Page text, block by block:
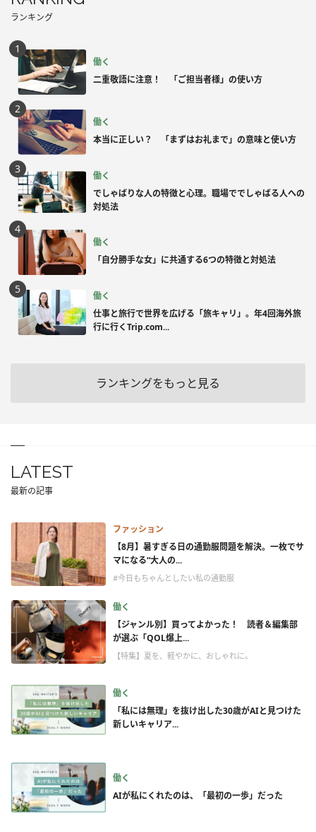
ランキング
働く
二重敬語に注意！ 「ご担当者様」の使い方
働く
本当に正しい？ 「まずはお礼まで」の意味と使い方
働く
でしゃばりな人の特徴と心理。職場ででしゃばる人への
対処法
働く
「自分勝手な女」に共通する6つの特徴と対処法
働く
仕事と旅行で世界を広げる「旅キャリ」。年4回海外旅
行に行くTrip.com...
ランキングをもっと見る
LATEST
最新の記事
ファッション
【8月】暑すぎる日の通勤服問題を解決。一枚でサ
マになる“大人の...
#今日もちゃんとしたい私の通勤服
働く
【ジャンル別】買ってよかった！ 読者＆編集部
が選ぶ「QOL爆上...
【特集】夏を、軽やかに、おしゃれに。
働く
「私には無理」を抜け出した30歳がAIと見つけた
新しいキャリア...
働く
AIが私にくれたのは、「最初の一歩」だった